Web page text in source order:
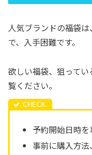
人気ブランドの福袋
で、入手困難です。
欲しい福袋、狙って
覧ください。
予約開始日時
事前に購入方